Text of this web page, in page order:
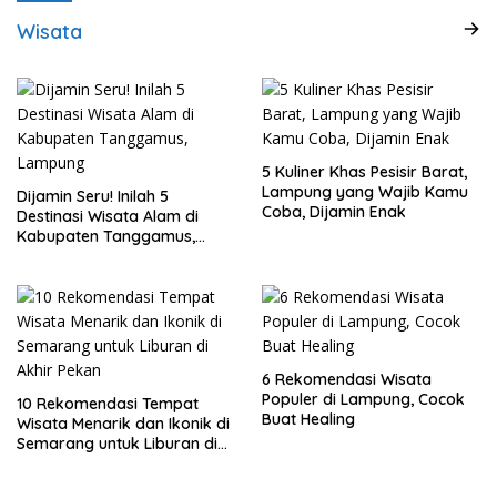
Wisata
Dijamin Seru! Inilah 5
Destinasi Wisata Alam di
Kabupaten Tanggamus,
5 Kuliner Khas Pesisir Barat,
Lampung yang Wajib Kamu
Coba, Dijamin Enak
10 Rekomendasi Tempat
Wisata Menarik dan Ikonik di
Semarang untuk Liburan di
6 Rekomendasi Wisata
Populer di Lampung, Cocok
Buat Healing